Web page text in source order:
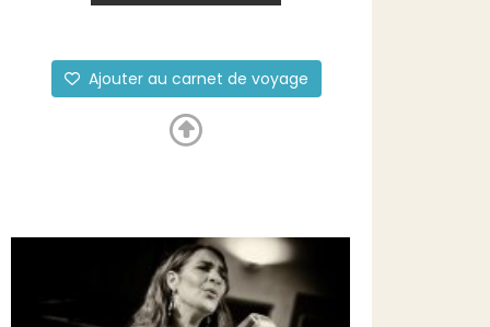
Ajouter au carnet de voyage